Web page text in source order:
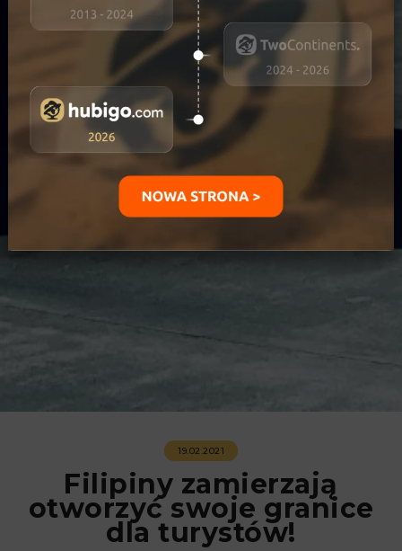
19.02.2021
Filipiny zamierzają
otworzyć swoje granice
dla turystów!